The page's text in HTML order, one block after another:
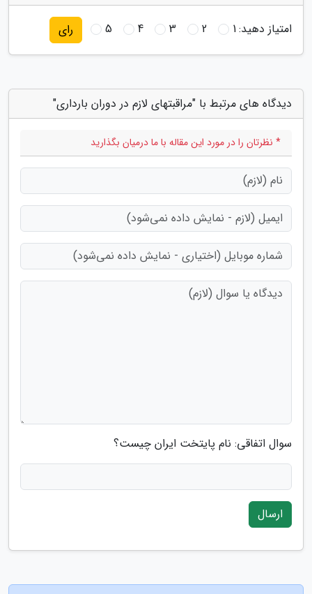
امتیاز دهید:1
2
3
4
5 رای
دیدگاه های مرتبط با "مراقبتهای لازم در دوران بارداری"
* نظرتان را در مورد این مقاله با ما درمیان بگذارید
سوال اتفاقی: نام پایتخت ایران چیست؟
ارسال